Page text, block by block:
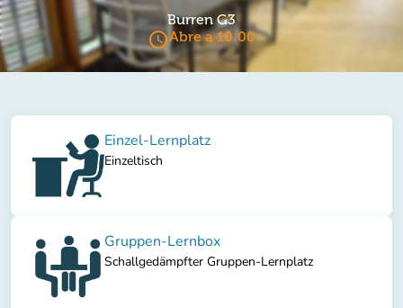
Burren G3
access_timeAbre a 10:00
Einzel-Lernplatz
Einzeltisch
Gruppen-Lernbox
Schallgedämpfter Gruppen-Lernplatz